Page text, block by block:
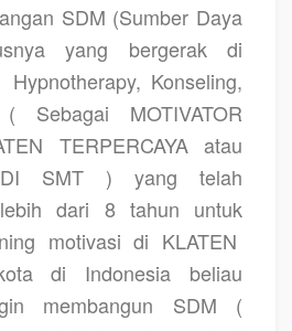
SDM (Sumber Daya
yang bergerak di
Hypnotherapy, Konseling,
Sebagai MOTIVATOR
TERPERCAYA atau
SMT ) yang telah
lebih dari 8 tahun untuk
motivasi di KLATEN
di Indonesia beliau
membangun SDM (